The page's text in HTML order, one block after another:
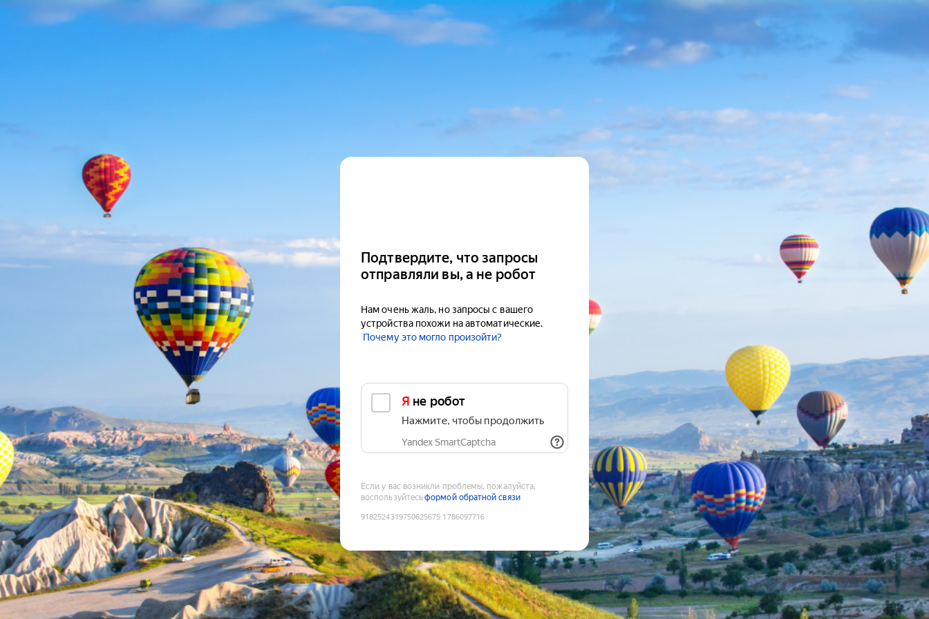
Подтвердите, что запросы
отправляли вы, а не робот
Нам очень жаль, но запросы с вашего
устройства похожи на автоматические.
Почему это могло произойти?
Я не робот
Нажмите, чтобы продолжить
Yandex SmartCaptcha
Если у вас возникли проблемы, пожалуйста,
воспользуйтесьформой обратной связи
9182524319750625675:1786097716